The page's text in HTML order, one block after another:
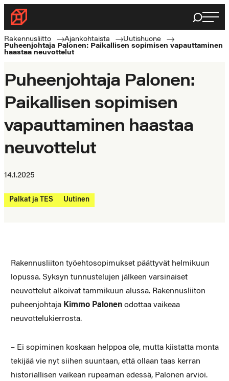
Siirry
suoraan
sisältöön
Rakennusliitto
Rakennusalan
ammattilaisten
Haku
Rakennusliitto Ajankohtaista
Uutishuone
Puheenjohtaja Palonen: Paikallisen sopimisen vapauttaminen
haastaa neuvottelut
Puheenjohtaja Palonen:
Paikallisen sopimisen
vapauttaminen haastaa
neuvottelut
14.1.2025
Palkat ja TES Uutinen
Rakennusliiton työehtosopimukset päättyvät helmikuun
lopussa. Syksyn tunnustelujen jälkeen varsinaiset
neuvottelut alkoivat tammikuun alussa. Rakennusliiton
puheenjohtaja Kimmo Palonenodottaa vaikeaa
neuvottelukierrosta.
– Ei sopiminen koskaan helppoa ole, mutta kiistatta monta
tekijää vie nyt siihen suuntaan, että ollaan taas kerran
historiallisen vaikean rupeaman edessä, Palonen arvioi.